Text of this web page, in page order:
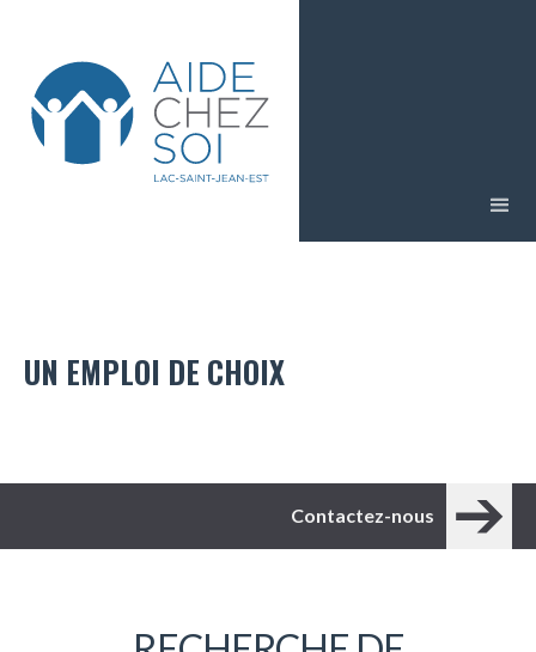
UN EMPLOI DE CHOIX
Contactez-nous